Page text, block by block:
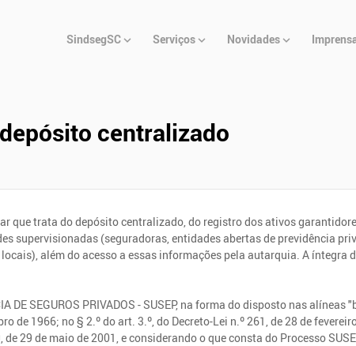
Principal
SindsegSC Serviços Novidades
centralizado
que trata do depósito centralizado, do registro dos ativos
supervisionadas (seguradoras, entidades abertas de previdência
além do acesso a essas informações pela autarquia. A íntegra
DE SEGUROS PRIVADOS - SUSEP, na forma do disposto nas alíneas
de 1966; no § 2.º do art. 3.º, do Decreto-Lei n.º 261, de 28 de
29 de maio de 2001, e considerando o que consta do Processo